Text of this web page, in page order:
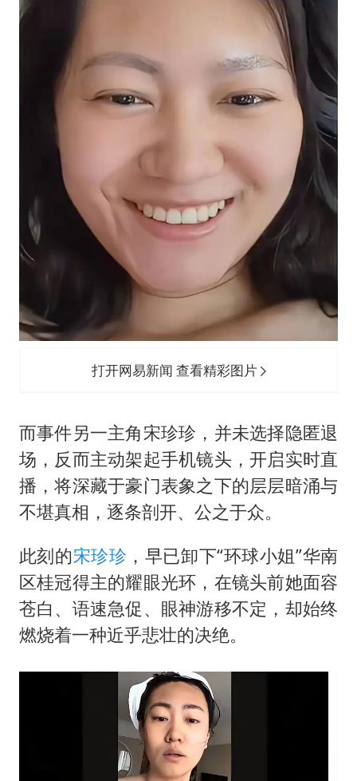
打开网易新闻 查看精彩图片
而事件另一主角宋珍珍，并未选择隐匿退
场，反而主动架起手机镜头，开启实时直
播，将深藏于豪门表象之下的层层暗涌与
不堪真相，逐条剖开、公之于众。
此刻的宋珍珍 ，早已卸下“环球小姐”华南
区桂冠得主的耀眼光环，在镜头前她面容
苍白、语速急促、眼神游移不定，却始终
燃烧着一种近乎悲壮的决绝。